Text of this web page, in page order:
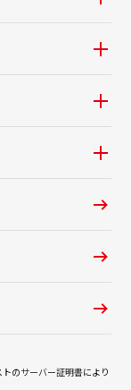
のサーバー証明書により